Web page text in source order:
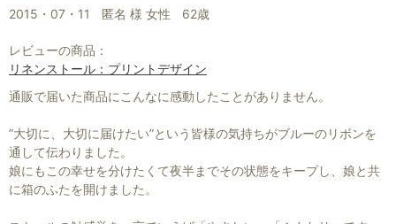
2015・07・11 匿名 様 女性 62歳
レビューの商品：
リネンストール：プリントデザイン
通販で届いた商品にこんなに感動したことがありません。
”大切に、大切に届けたい”という皆様の気持ちがブルーのリボンを
通して伝わりました。
娘にもこの幸せを分けたくて夜半までその状態をキープし、娘と共
に箱のふたを開けました。